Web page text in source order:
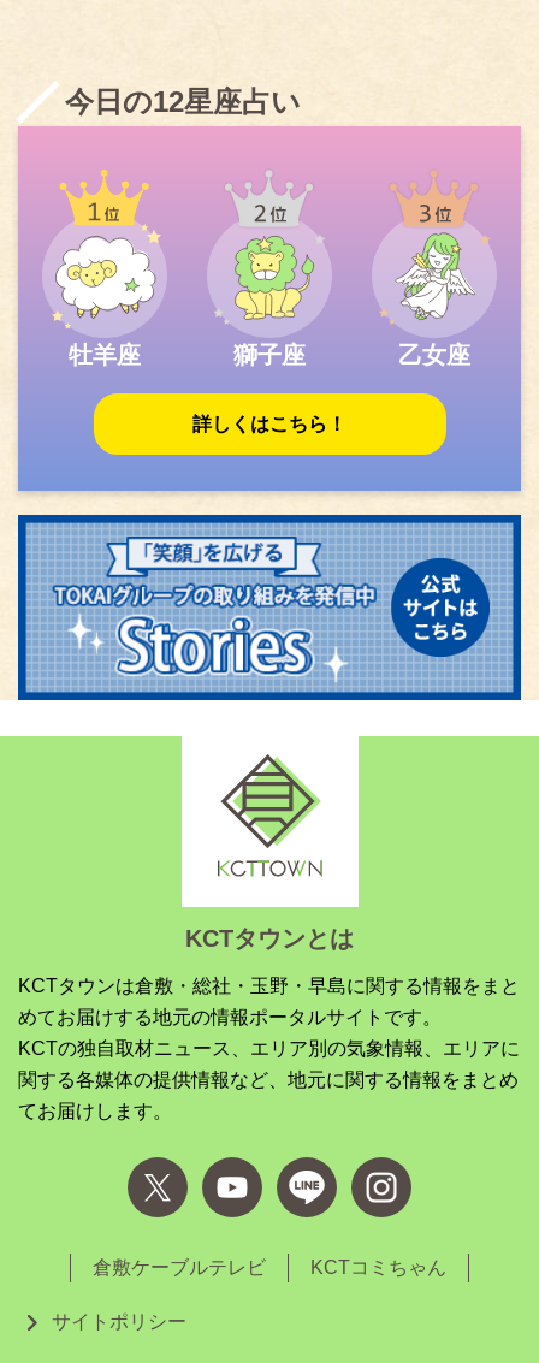
今日の12星座占い
牡羊座 獅子座 乙女座
詳しくはこちら！
KCTタウンとは
KCTタウンは倉敷・総社・玉野・早島に関する情報をまと
めてお届けする地元の情報ポータルサイトです。
KCTの独自取材ニュース、エリア別の気象情報、エリアに
関する各媒体の提供情報など、地元に関する情報をまとめ
てお届けします。
倉敷ケーブルテレビ KCTコミちゃん
サイトポリシー